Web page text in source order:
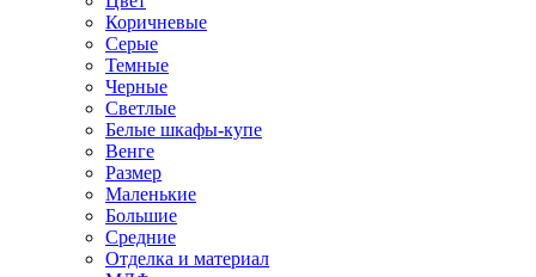
Коричневые
Серые
Темные
Черные
Светлые
Белые шкафы-купе
Венге
Размер
Маленькие
Большие
Средние
Отделка и материал